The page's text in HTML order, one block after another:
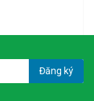
Đăng ký